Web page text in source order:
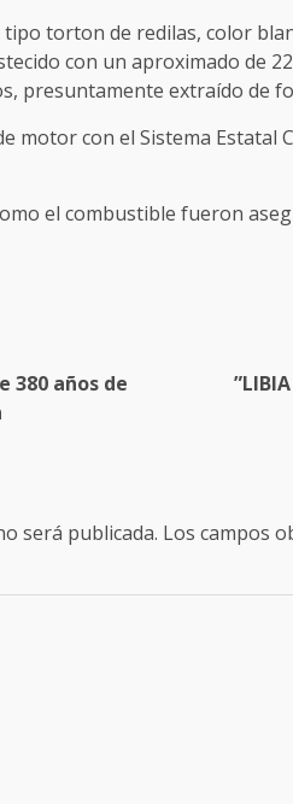
torton de redilas, color
con un aproximado de
presuntamente extraído de
motor con el Sistema Estatal
el combustible fueron
380 años de
será publicada. Los campos